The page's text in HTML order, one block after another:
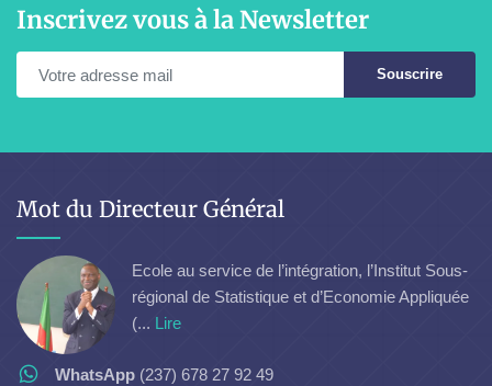
Inscrivez vous à la Newsletter
Souscrire
Mot du Directeur Général
Ecole au service de l’intégration, l’Institut Sous-
régional de Statistique et d’Economie Appliquée
(... Lire
WhatsApp (237) 678 27 92 49